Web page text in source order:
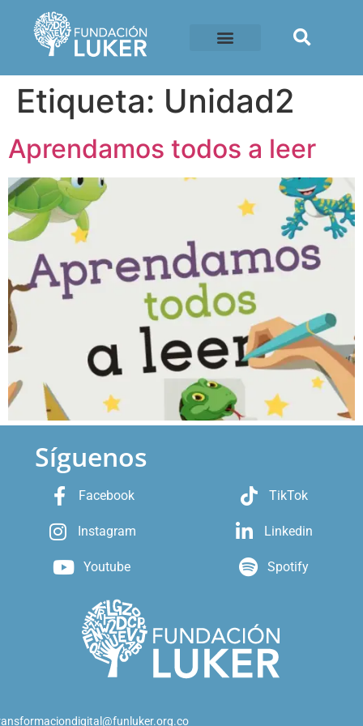
Etiqueta: Unidad2
Aprendamos todos a leer
Síguenos
Facebook
Instagram
Youtube
TikTok
Linkedin
Spotify